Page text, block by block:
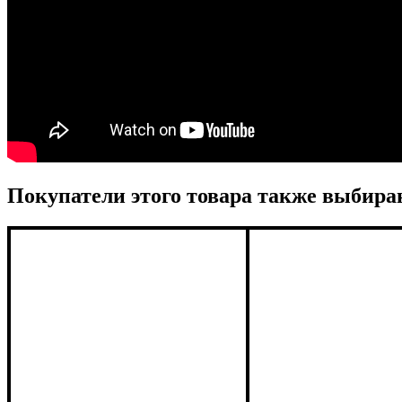
Покупатели этого товара также